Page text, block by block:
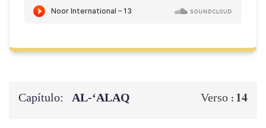
Capítulo: AL‑‘ALAQ Verso : 14